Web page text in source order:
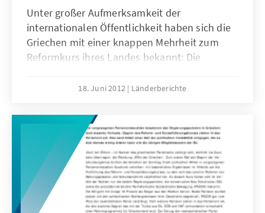
Unter großer Aufmerksamkeit der
internationalen Öffentlichkeit haben sich die
Griechen mit einer knappen Mehrheit zum
Reformkurs ihres Landes bekannt: Die
Partei aus den Wahlen hervor. Die Gegner des
Reformprogramms werden sich im Parlament
jedoch mit starker oppositioneller Stimme
Gehör verschaffen. Griechenland stehen
weiterhin politisch schwierige Zeiten bevor.
18. Juni 2012 Länderberichte